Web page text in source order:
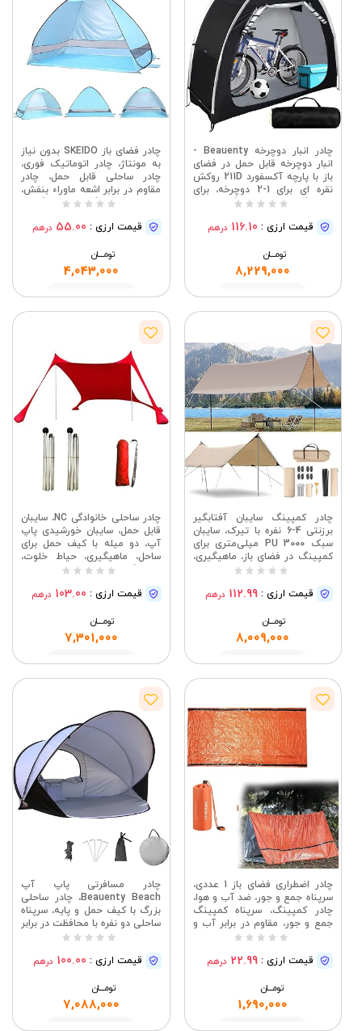
چادر انبار دوچرخه Beauenty -
انبار دوچرخه قابل حمل در فضای
باز با پارچه آکسفورد 211D روکش
نقره ای برای 1-2 دوچرخه، برای
کمپینگ در فضای باز گاراژ حیاط
قیمت ارزی : 116.10 درهم
تومــــــان
8,229,000
مشاهده
چادر فضای باز SKEIDO بدون نیاز
به مونتاژ، چادر اتوماتیک فوری،
چادر ساحلی قابل حمل، چادر
مقاوم در برابر اشعه ماوراء بنفش،
چادر کمپینگ، ماهیگیری،
200X120X130CMقیمت ارزی : 55.00 درهم
تومــــــان
4,043,000
مشاهده
چادر کمپینگ سایبان آفتابگیر
برزنتی 4-6 نفره با تیرک، سایبان
سبک PU 3000 میلی‌متری برای
کمپینگ در فضای باز، ماهیگیری،
پیک‌نیک در حیاط خلوت، استخر
قیمت ارزی : 112.99 درهم
تومــــــان
8,009,000
مشاهده
چادر ساحلی خانوادگی NC، سایبان
قابل حمل، سایبان خورشیدی پاپ
آپ، دو میله با کیف حمل برای
ساحل، ماهیگیری، حیاط خلوت،
کمپینگ و فضای باز، قرمز،
قیمت ارزی : 103.00 درهم
تومــــــان
7,301,000
مشاهده
چادر اضطراری فضای باز 1 عددی،
سرپناه جمع و جور، ضد آب و هوا،
چادر کمپینگ، سرپناه کمپینگ
جمع و جور، مقاوم در برابر آب و
هوا، نارنجی
قیمت ارزی : 22.99 درهم
تومــــــان
1,690,000
چادر مسافرتی پاپ آپ
Beauenty Beach، چادر ساحلی
بزرگ با کیف حمل و پایه، سرپناه
ساحلی دو نفره با محافظت در برابر
اشعه ماوراء بنفش (نقره ای)
قیمت ارزی : 100.00 درهم
تومــــــان
7,088,000